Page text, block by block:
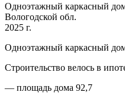
Одноэтажный каркасный
Вологодской обл.
2025 г.
Одноэтажный каркасный
Строительство велось в
— площадь дома 92,7